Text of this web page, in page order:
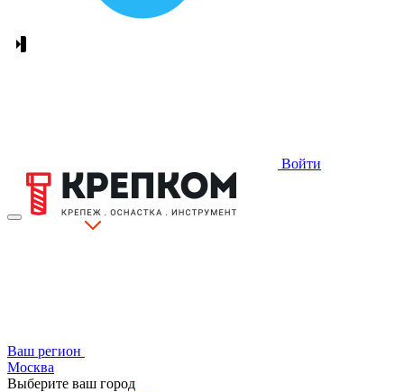
Войти
Ваш регион
Москва
Выберите ваш город